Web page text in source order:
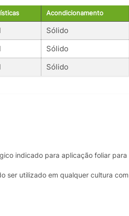
Acondicionamento
Sólido
Sólido
Sólido
indicado para aplicação foliar
ser utilizado em qualquer cultura